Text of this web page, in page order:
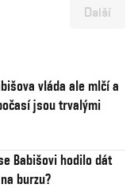
Další
vláda ale mlčí a
jsou trvalými
Babišovi hodilo dát
burzu?